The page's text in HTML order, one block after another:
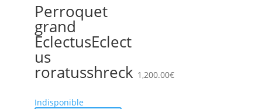
Perroquet
grand
EclectusEclect
us
roratusshreck 1,200.00€
Indisponible